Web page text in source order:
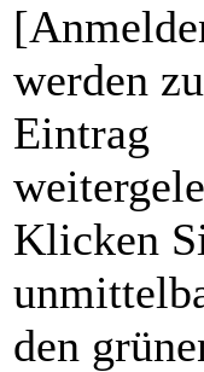
werden
Eintrag
Klicken
den